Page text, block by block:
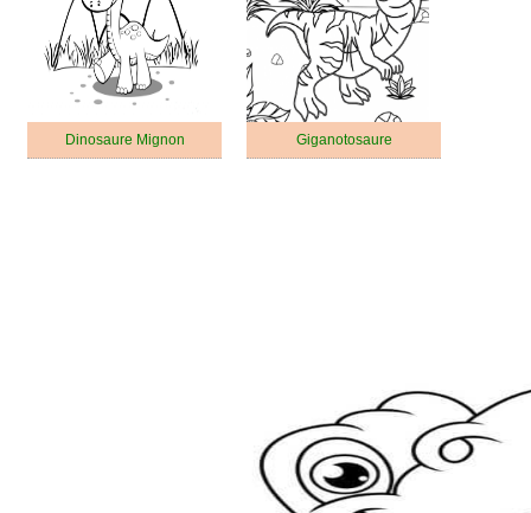
Dinosaure Mignon Giganotosaure